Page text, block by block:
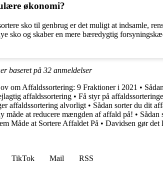
økonomi?
sko til genbrug er det muligt at indsamle,
sko og skaber en mere bæredygtig
baseret på 32 anmeldelser
om Affaldssortering: 9 Fraktioner i 2021 •
affaldssortering • Få styr på
affaldssortering alvorligt • Sådan sorter du dit
måde at reducere mængden af affald på! • Sådan
Måde at Sortere Affaldet På • Davidsen gør det
TikTok Mail
RSS